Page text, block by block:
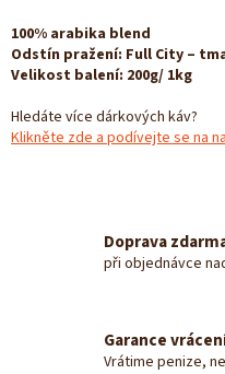
100% arabika blend
Odstín pražení: Full City –
Velikost balení: 200g/ 1kg
Hledáte více dárkových káv?
Klikněte zde a podívejte se na
Doprava
při objednávce
Garance
Vrátime penize,